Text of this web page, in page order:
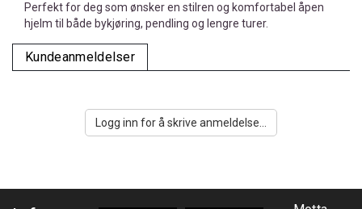
Perfekt for deg som ønsker en stilren og komfortabel åpen
hjelm til både bykjøring, pendling og lengre turer.
Kundeanmeldelser
Logg inn for å skrive anmeldelse...